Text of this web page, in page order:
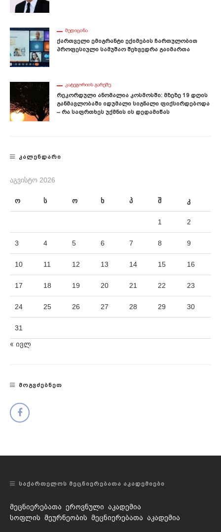
ᲛᲔᲓᲘᲪᲘᲜᲐ
Ქართველი Ემიგრანტი Ექიმების Ჩართულობით
Პროფესიული Სამუშაო Შეხვედრა Გაიმართა
ᲙᲐᲢᲔᲒᲝᲠᲘᲘᲡ ᲒᲐᲠᲔᲨᲔ
Რეკორდული Ანომალია Კოსმოსში: Მზეზე 19 Დღის
Განმავლობაში Იდუმალი Სიგნალი Ფიქსირდებოდა
– Რა Საფრთხეს Უქმნის Ის Დედამიწას
ᲙᲐᲚᲔᲜᲓᲐᲠᲘ
ᲐᲒᲕᲘᲡᲢᲝ 2026
ო ს ო ხ პ შ კ
1 2
3 4 5 6 7 8 9
10 11 12 13 14 15 16
17 18 19 20 21 22 23
24 25 26 27 28 29 30
31
« ივლ
ᲛᲝᲒᲕᲫᲔᲑᲜᲔᲗ
ᲡᲐᲥᲐᲠᲗᲔᲚᲝᲡ ᲛᲔᲪᲜᲘᲔᲠᲔᲑᲐᲗᲐ ᲐᲙᲐᲓᲔᲛᲘᲔᲑᲘ
მეცნიერებათა ეროვნული აკადემია
სოფლის მეურნეობის მეცნიერებათა აკადემია